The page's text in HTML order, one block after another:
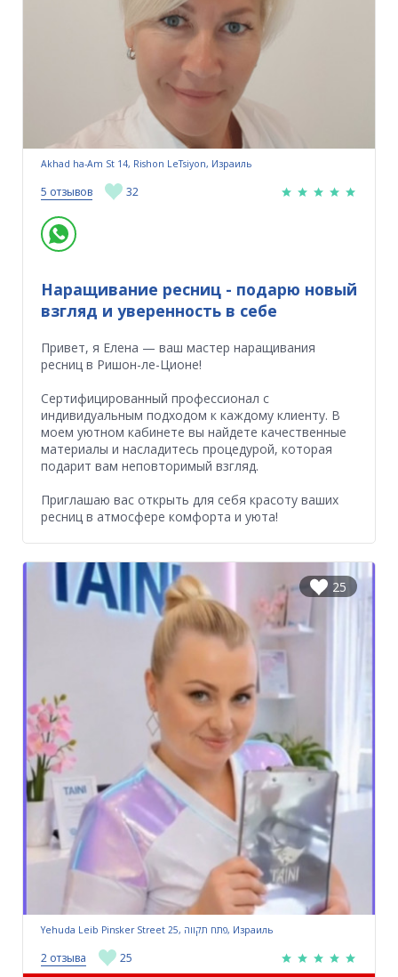
Наращивание ресниц - подарю новый
взгляд и уверенность в себе
Привет, я Елена — ваш мастер наращивания
ресниц в Ришон-ле-Ционе!
Сертифицированный профессионал с
индивидуальным подходом к каждому клиенту. В
моем уютном кабинете вы найдете качественные
материалы и насладитесь процедурой, которая
подарит вам неповторимый взгляд.
Приглашаю вас открыть для себя красоту ваших
ресниц в атмосфере комфорта и уюта!​
Akhad ha-Am St 14, Rishon LeTsiyon, Израиль
5 отзывов 32
25
Yehuda Leib Pinsker Street 25, פתח תקווה, Израиль
2 отзыва 25